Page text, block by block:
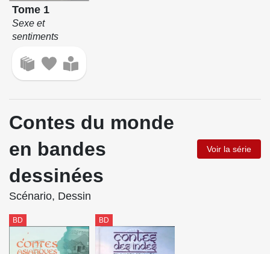
Tome 1
Sexe et
sentiments
Contes du monde
en bandes
dessinées
Voir la série
Scénario, Dessin
BD BD